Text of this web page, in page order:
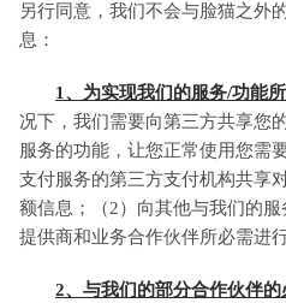
另行同意，我们不会与脸猫之外
息：
1、为实现我们的服务/功能
况下，我们需要向第三方共享您
服务的功能，让您正常使用您需
支付服务的第三方支付机构共享
额信息；（2）向其他与我们的
提供商和业务合作伙伴所必需进
2、与我们的部分合作伙伴的